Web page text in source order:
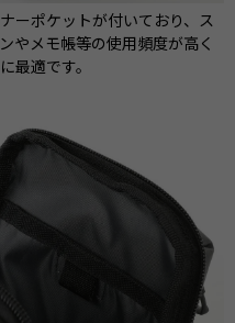
ーポケットが付いており、ス
やメモ帳等の使用頻度が高く
最適です。